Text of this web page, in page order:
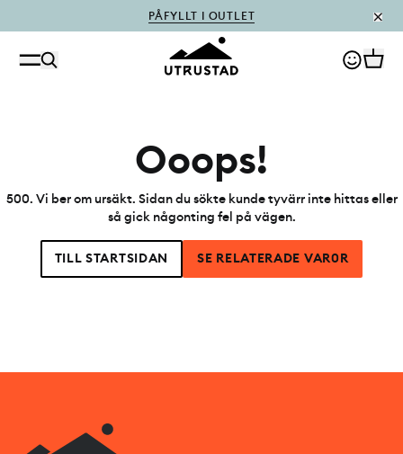
PÅFYLLT I OUTLET
Ooops!
500. Vi ber om ursäkt. Sidan du sökte kunde tyvärr inte hittas eller
så gick någonting fel på vägen.
TILL STARTSIDAN SE RELATERADE VAR0R